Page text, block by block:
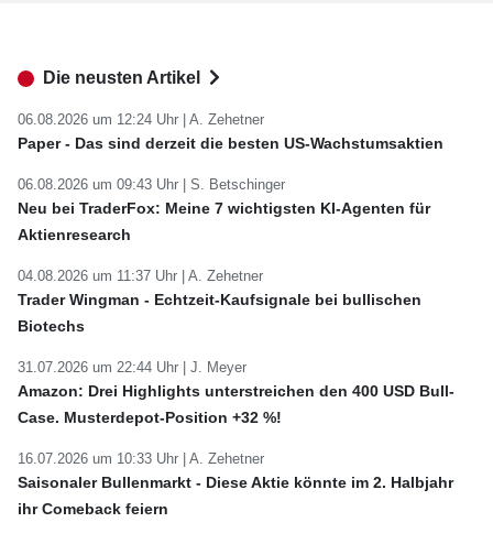
Die neusten Artikel
06.08.2026 um 12:24 Uhr | A. Zehetner
Paper - Das sind derzeit die besten US-Wachstumsaktien
06.08.2026 um 09:43 Uhr | S. Betschinger
Neu bei TraderFox: Meine 7 wichtigsten KI-Agenten für
Aktienresearch
04.08.2026 um 11:37 Uhr | A. Zehetner
Trader Wingman - Echtzeit-Kaufsignale bei bullischen
Biotechs
31.07.2026 um 22:44 Uhr | J. Meyer
Amazon: Drei Highlights unterstreichen den 400 USD Bull-
Case. Musterdepot-Position +32 %!
16.07.2026 um 10:33 Uhr | A. Zehetner
Saisonaler Bullenmarkt - Diese Aktie könnte im 2. Halbjahr
ihr Comeback feiern